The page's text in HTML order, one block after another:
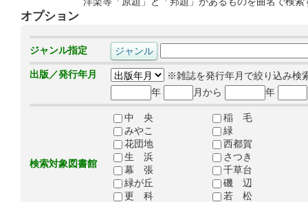
オプション
ジャンル指定
出版／発行年月
※雑誌を発行年月で絞り込み検
年
月から 年
検索対象図書館
中 央
稲 毛
みやこ
緑
花団地
西都賀
生 浜
さつき
幕 張
千草台
緑が丘
磯 辺
更 科
若 松